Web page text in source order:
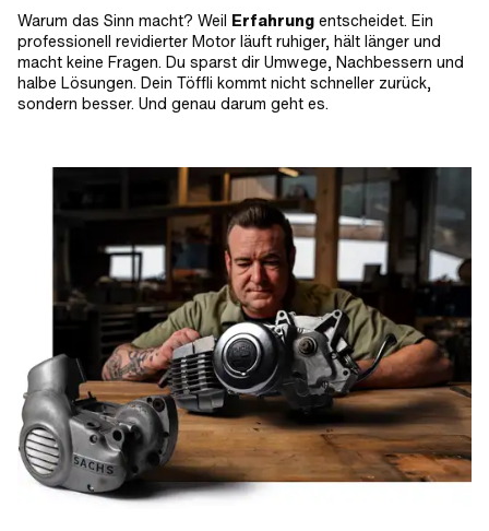
Warum das Sinn macht? Weil Erfahrung entscheidet. Ein
professionell revidierter Motor läuft ruhiger, hält länger und
macht keine Fragen. Du sparst dir Umwege, Nachbessern und
halbe Lösungen. Dein Töffli kommt nicht schneller zurück,
sondern besser. Und genau darum geht es.